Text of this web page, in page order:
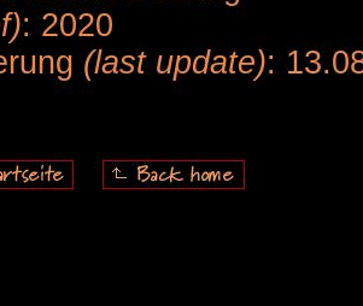
: 2020
(last update):